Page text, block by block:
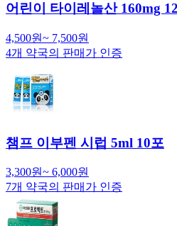
어린이 타이레놀산 160mg
4,500원~ 7,500원
4개 약국의 판매가 인증
챔프 이부펜 시럽 5ml 10포
3,300원~ 6,000원
7개 약국의 판매가 인증